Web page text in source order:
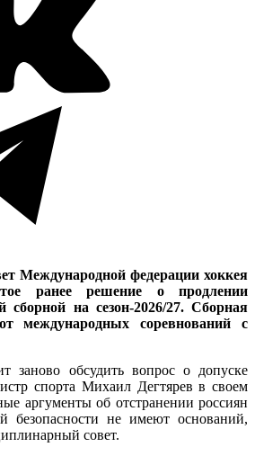
Международной федерации хоккея
ранее решение о продлении
сборной на сезон-2026/27. Сборная
международных соревнований с
заново обсудить вопрос о допуске
спорта Михаил Дегтярев в своем
аргументы об отстранении россиян
безопасности не имеют оснований,
совет.